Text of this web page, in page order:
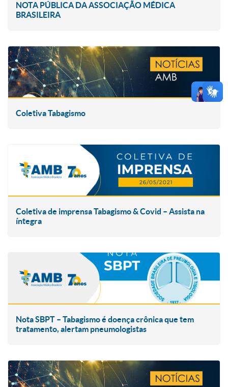
NOTA PÚBLICA DA ASSOCIAÇÃO MÉDICA
BRASILEIRA
Coletiva Tabagismo
Coletiva de imprensa Tabagismo & Covid – Assista na
íntegra
Nota SBPT – Tabagismo é doença crônica que tem
tratamento, alertam pneumologistas